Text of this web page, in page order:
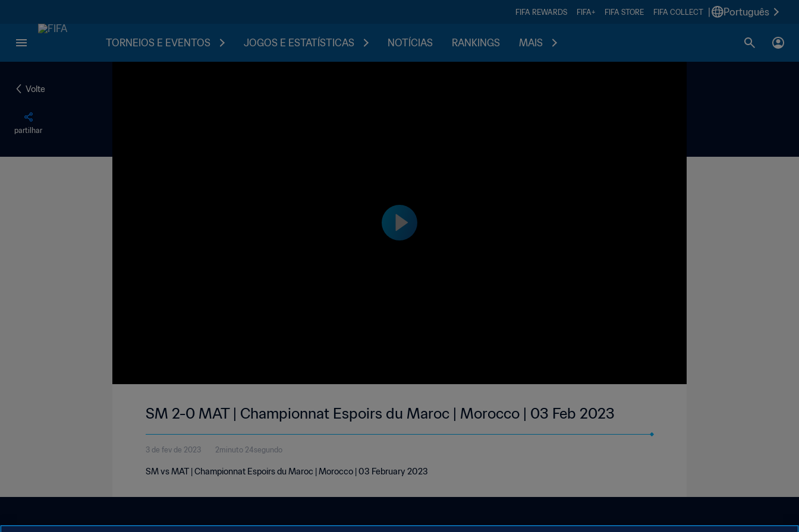
FIFA REWARDS FIFA+ FIFA STORE FIFA COLLECT Português
TORNEIOS E EVENTOS JOGOS E ESTATÍSTICAS NOTÍCIAS RANKINGS MAIS
Volte
partilhar
SM 2-0 MAT | Championnat Espoirs du Maroc | Morocco | 03 Feb 2023
3 de fev de 2023 2minuto 24segundo
SM vs MAT | Championnat Espoirs du Maroc | Morocco | 03 February 2023